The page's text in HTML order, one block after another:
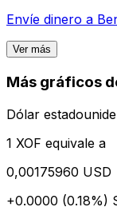
Envíe dinero a
Ver más
Más gráficos
Dólar
1 XOF equivale a
0,00175960 USD
+0.0000 (0.18%)